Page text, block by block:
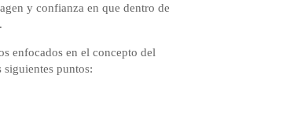
y confianza en que dentro de
enfocados en el concepto del
puntos: